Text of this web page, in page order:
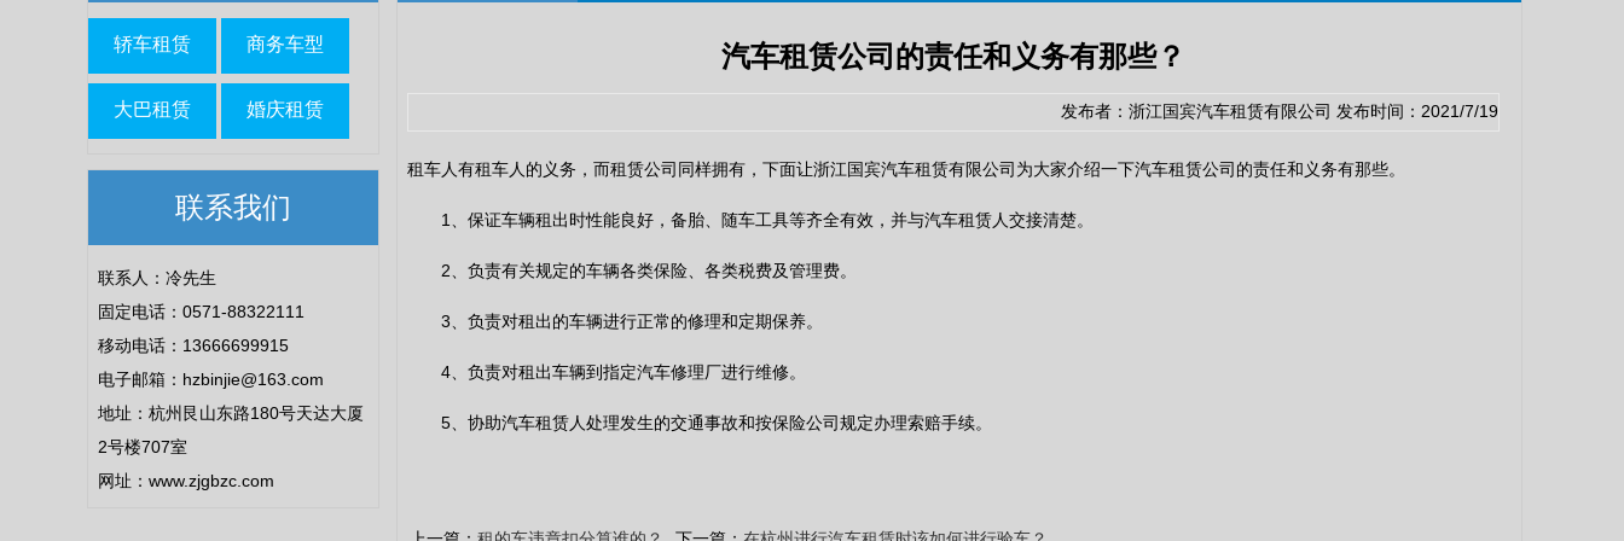
轿车租赁 商务车型
大巴租赁 婚庆租赁
联系我们
联系人：冷先生
固定电话：0571-88322111
移动电话：13666699915
电子邮箱：hzbinjie@163.com
地址：杭州艮山东路180号天达大厦
2号楼707室
网址：www.zjgbzc.com
汽车租赁公司的责任和义务有那些？
发布者：浙江国宾汽车租赁有限公司 发布时间：2021/7/19
租车人有租车人的义务，而租赁公司同样拥有，下面让浙江国宾汽车租赁有限公司为大家介绍一下汽车租赁公司的责任和义务有那些。
1、保证车辆租出时性能良好，备胎、随车工具等齐全有效，并与汽车租赁人交接清楚。
2、负责有关规定的车辆各类保险、各类税费及管理费。
3、负责对租出的车辆进行正常的修理和定期保养。
4、负责对租出车辆到指定汽车修理厂进行维修。
5、协助汽车租赁人处理发生的交通事故和按保险公司规定办理索赔手续。